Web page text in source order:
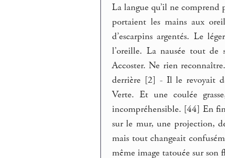
La langue qu’il ne comprend
portaient les mains aux
d’escarpins argentés. Le
l’oreille. La nausée tout
Accoster. Ne rien
derrière [2] - Il le revoyait
Verte. Et une coulée
incompréhensible. [44] En
sur le mur, une projection,
mais tout changeait
même image tatouée sur son